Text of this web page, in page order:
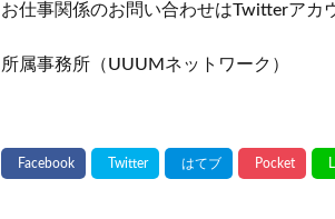
お仕事関係のお問い合わせはTwitterアカ
所属事務所（UUUMネットワーク）